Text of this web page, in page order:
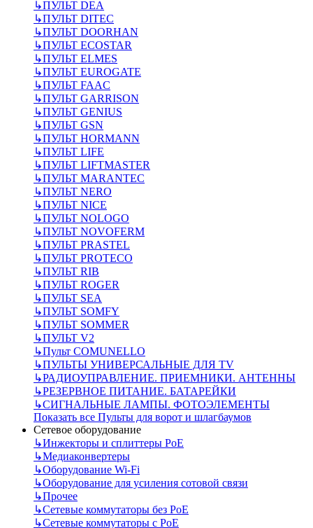
↳ПУЛЬТ DEA
↳ПУЛЬТ DITEC
↳ПУЛЬТ DOORHAN
↳ПУЛЬТ ECOSTAR
↳ПУЛЬТ ELMES
↳ПУЛЬТ EUROGATE
↳ПУЛЬТ FAAC
↳ПУЛЬТ GARRISON
↳ПУЛЬТ GENIUS
↳ПУЛЬТ GSN
↳ПУЛЬТ HORMANN
↳ПУЛЬТ LIFE
↳ПУЛЬТ LIFTMASTER
↳ПУЛЬТ MARANTEC
↳ПУЛЬТ NERO
↳ПУЛЬТ NICE
↳ПУЛЬТ NOLOGO
↳ПУЛЬТ NOVOFERM
↳ПУЛЬТ PRASTEL
↳ПУЛЬТ PROTECO
↳ПУЛЬТ RIB
↳ПУЛЬТ ROGER
↳ПУЛЬТ SEA
↳ПУЛЬТ SOMFY
↳ПУЛЬТ SOMMER
↳ПУЛЬТ V2
↳Пульт СOMUNELLO
↳ПУЛЬТЫ УНИВЕРСАЛЬНЫЕ ДЛЯ TV
↳РАДИОУПРАВЛЕНИЕ. ПРИЕМНИКИ. АНТЕННЫ
↳РЕЗЕРВНОЕ ПИТАНИЕ. БАТАРЕЙКИ
↳СИГНАЛЬНЫЕ ЛАМПЫ. ФОТОЭЛЕМЕНТЫ
Показать все Пульты для ворот и шлагбаумов
Сетевое оборудование
↳Инжекторы и сплиттеры РоЕ
↳Медиаконвертеры
↳Оборудование Wi-Fi
↳Оборудование для усиления сотовой связи
↳Прочее
↳Сетевые коммутаторы без РоЕ
↳Сетевые коммутаторы с РоЕ